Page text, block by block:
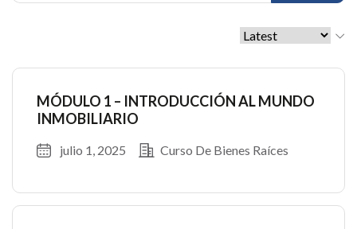
MÓDULO 1 – INTRODUCCIÓN AL MUNDO
INMOBILIARIO
julio 1, 2025 Curso De Bienes Raíces